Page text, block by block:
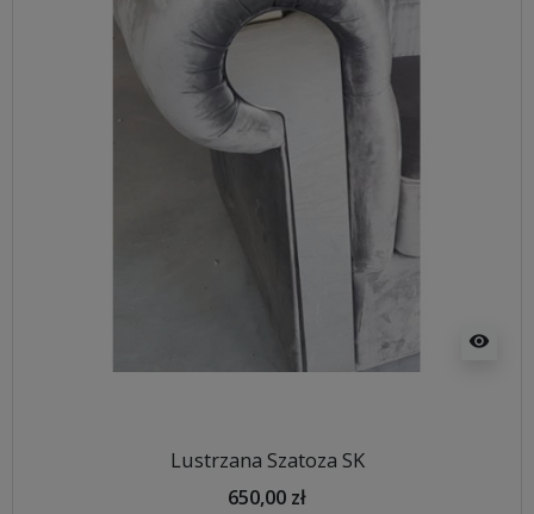
visibility
Lustrzana Szatoza SK
650,00 zł